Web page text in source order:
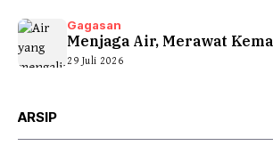
Gagasan
Menjaga Air, Merawat
29 Juli 2026
ARSIP